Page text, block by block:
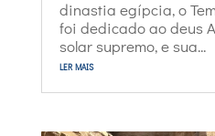
dinastia egípcia, o
foi dedicado ao deus
solar supremo, e sua...
ler mais